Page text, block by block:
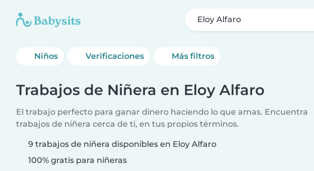
Eloy Alfaro
Niños Verificaciones Más filtros
Trabajos de Niñera en Eloy Alfaro
El trabajo perfecto para ganar dinero haciendo lo que amas. Encuentra
trabajos de niñera cerca de ti, en tus propios términos.
9 trabajos de niñera disponibles en Eloy Alfaro
100% gratis para niñeras